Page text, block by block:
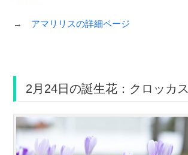
→ アマリリスの詳細ページ
2月24日の誕生花：クロッカス